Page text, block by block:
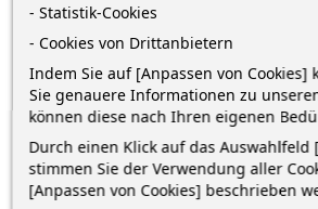
untereinander vermischbar
GPSR Information
GPSR Field
Value
gpsr_manufacturer_nameGiotto
- Statistik-Cookies
- Cookies von Drittanbietern
Indem Sie auf [Anpassen von Cookies]
Sie genauere Informationen zu
können diese nach Ihren eigenen
Durch einen Klick auf das Auswahlfeld
stimmen Sie der Verwendung aller
[Anpassen von Cookies] beschrieben